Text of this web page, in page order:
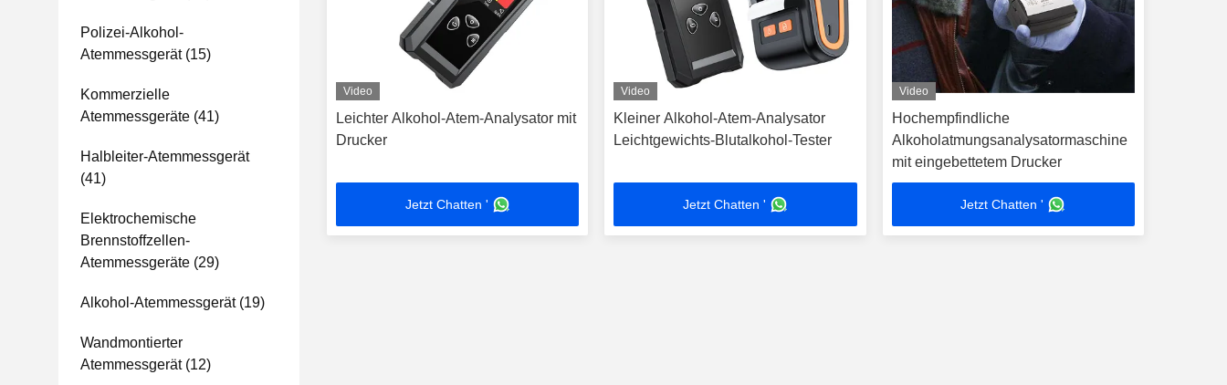
Polizei-Alkohol-
Atemmessgerät(15)
Kommerzielle
Atemmessgeräte (41)
Halbleiter-Atemmessgerät
(41)
Elektrochemische
Brennstoffzellen-
Atemmessgeräte (29)
Alkohol-Atemmessgerät(19)
Wandmontierter
Atemmessgerät(12)
Video
Leichter Alkohol-Atem-Analysator mit
Drucker
Jetzt Chatten '
Video
Kleiner Alkohol-Atem-Analysator
Leichtgewichts-Blutalkohol-Tester
Jetzt Chatten '
Video
Hochempfindliche
Alkoholatmungsanalysatormaschine
mit eingebettetem Drucker
Jetzt Chatten '